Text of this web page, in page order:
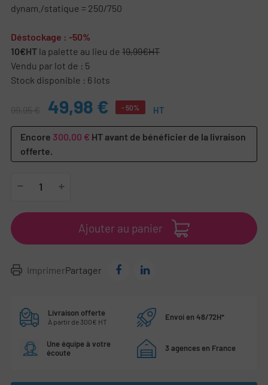
dynam./statique = 250/750
Déstockage : -50%
10€HT la palette au lieu de 19,99€HT
Vendu par lot de : 5
Stock disponible : 6 lots
99,95 € 49,98 € - 50% HT
Encore 300,00 € HT avant de bénéficier de la livraison
offerte.
Ajouter au panier
ImprimerPartager
Livraison offerte
À partir de 300€ HT Envoi en 48/72H*
Une équipe à votre
écoute
3 agences en France